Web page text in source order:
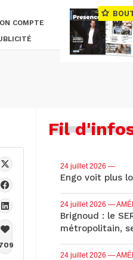
COMPTE
Fil
24 juillet 2026 —
Engo voit plus
24 juillet 2026 —
Brignoud : le
métropolitain,
24 juillet 2026 —